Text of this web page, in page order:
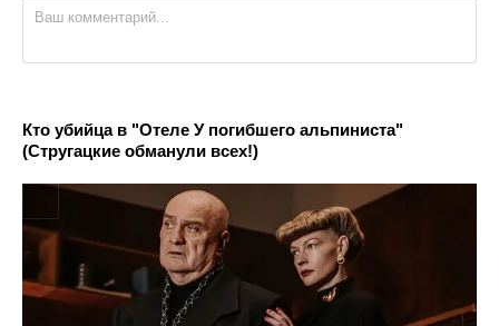
Кто убийца в "Отеле У погибшего альпиниста"
(Стругацкие обманули всех!)